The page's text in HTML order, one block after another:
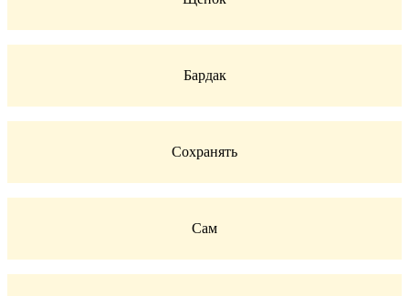
Бардак
Сохранять
Сам